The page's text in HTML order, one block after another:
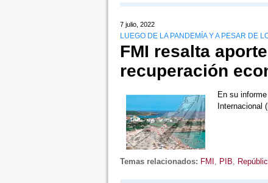
7 julio, 2022
LUEGO DE LA PANDEMÍA Y A PESAR DE
FMI resalta
recuperación
En su
Internacional
Temas relacionados: FMI PIB